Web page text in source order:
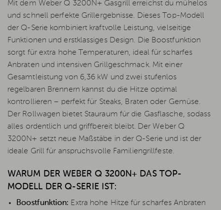
Mit dem Weber Q 3200N+ Gasgrill erreichst du mühelos
und schnell perfekte Grillergebnisse. Dieses Top-Modell
der Q-Serie kombiniert kraftvolle Leistung, vielseitige
Funktionen und erstklassiges Design. Die Boostfunktion
sorgt für extra hohe Temperaturen, ideal für scharfes
Anbraten und intensiven Grillgeschmack. Mit einer
Gesamtleistung von 6,36 kW und zwei stufenlos
regelbaren Brennern kannst du die Hitze optimal
kontrollieren – perfekt für Steaks, Braten oder Gemüse.
Der Rollwagen bietet Stauraum für die Gasflasche, sodass
alles ordentlich und griffbereit bleibt. Der Weber Q
3200N+ setzt neue Maßstäbe in der Q-Serie und ist der
ideale Grill für anspruchsvolle Familiengrillfeste.
WARUM DER WEBER Q 3200N+ DAS TOP-
MODELL DER Q-SERIE IST:
Boostfunktion: Extra hohe Hitze für scharfes Anbraten